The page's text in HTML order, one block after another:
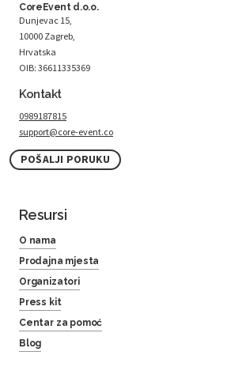
CoreEvent d.o.o.
Dunjevac 15,
10000 Zagreb,
Hrvatska
OIB: 36611335369
Kontakt
0989187815
support@core-event.co
POŠALJI PORUKU
Resursi
O nama
Prodajna mjesta
Organizatori
Press kit
Centar za pomoć
Blog